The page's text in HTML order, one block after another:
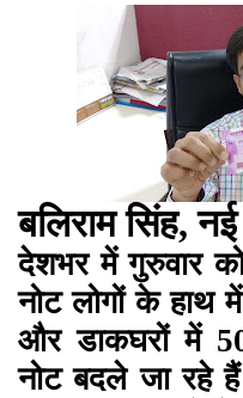
बलिराम सिंह, नई
देशभर में गुरुवार
नोट लोगों के
और डाकघरों में
नोट बदले जा रहे